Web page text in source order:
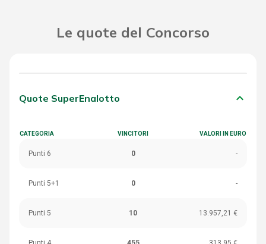
Le quote del Concorso
Quote SuperEnalotto keyboard_arrow_down
CATEGORIA VINCITORI VALORI IN EURO
Punti 6 0 -
Punti 5+1 0 -
Punti 5 10 13.957,21 €